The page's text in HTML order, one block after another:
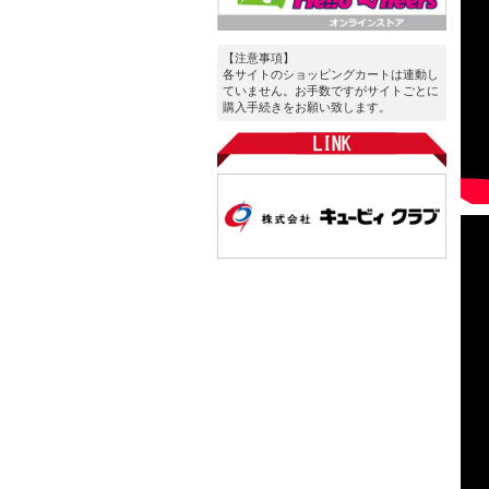
【注意事項】
各サイトのショッピングカートは連動し
ていません。お手数ですがサイトごとに
購入手続きをお願い致します。